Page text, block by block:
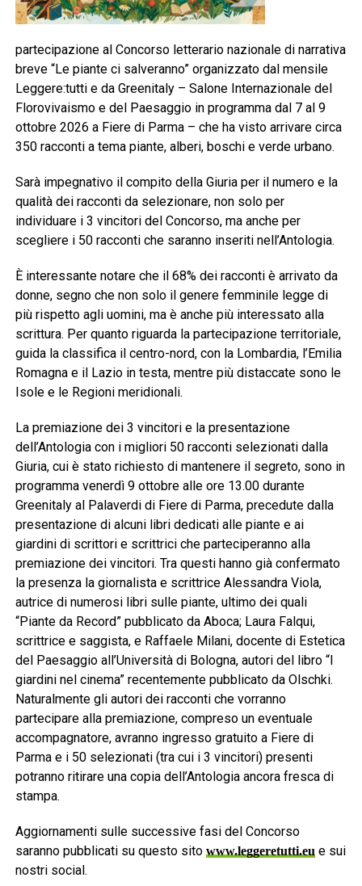
partecipazione al Concorso letterario nazionale di narrativa
breve “Le piante ci salveranno” organizzato dal mensile
Leggere:tutti e da Greenitaly – Salone Internazionale del
Florovivaismo e del Paesaggio in programma dal 7 al 9
ottobre 2026 a Fiere di Parma – che ha visto arrivare circa
350 racconti a tema piante, alberi, boschi e verde urbano.
Sarà impegnativo il compito della Giuria per il numero e la
qualità dei racconti da selezionare, non solo per
individuare i 3 vincitori del Concorso, ma anche per
scegliere i 50 racconti che saranno inseriti nell’Antologia.
È interessante notare che il 68% dei racconti è arrivato da
donne, segno che non solo il genere femminile legge di
più rispetto agli uomini, ma è anche più interessato alla
scrittura. Per quanto riguarda la partecipazione territoriale,
guida la classifica il centro-nord, con la Lombardia, l’Emilia
Romagna e il Lazio in testa, mentre più distaccate sono le
Isole e le Regioni meridionali.
La premiazione dei 3 vincitori e la presentazione
dell’Antologia con i migliori 50 racconti selezionati dalla
Giuria, cui è stato richiesto di mantenere il segreto, sono in
programma venerdì 9 ottobre alle ore 13.00 durante
Greenitaly al Palaverdi di Fiere di Parma, precedute dalla
presentazione di alcuni libri dedicati alle piante e ai
giardini di scrittori e scrittrici che parteciperanno alla
premiazione dei vincitori. Tra questi hanno già confermato
la presenza la giornalista e scrittrice Alessandra Viola,
autrice di numerosi libri sulle piante, ultimo dei quali
“Piante da Record” pubblicato da Aboca; Laura Falqui,
scrittrice e saggista, e Raffaele Milani, docente di Estetica
del Paesaggio all’Università di Bologna, autori del libro “I
giardini nel cinema” recentemente pubblicato da Olschki.
Naturalmente gli autori dei racconti che vorranno
partecipare alla premiazione, compreso un eventuale
accompagnatore, avranno ingresso gratuito a Fiere di
Parma e i 50 selezionati (tra cui i 3 vincitori) presenti
potranno ritirare una copia dell’Antologia ancora fresca di
stampa.
Aggiornamenti sulle successive fasi del Concorso
saranno pubblicati su questo sito www.leggeretutti.eue sui
nostri social.